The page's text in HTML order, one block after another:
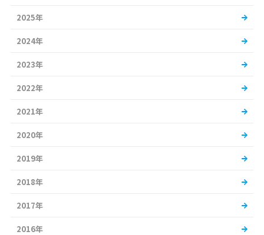
2025年
2024年
2023年
2022年
2021年
2020年
2019年
2018年
2017年
2016年